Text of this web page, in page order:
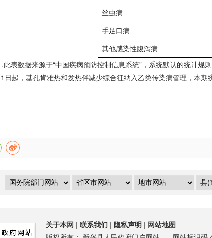
丝虫病
手足口病
其他感染性腹泻病
数据来源于“中国疾病预防控制信息系统”，系统默认的统计规则
起，基孔肯雅热和发热伴减少综合征纳入乙类传染病管理，本期
关于本网 | 联系我们 | 隐私声明 | 网站地图